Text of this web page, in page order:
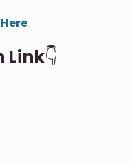
Link👇